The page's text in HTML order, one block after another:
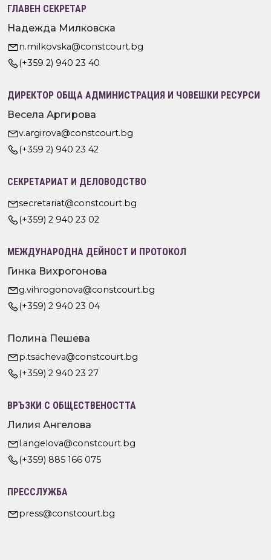
ГЛАВЕН СЕКРЕТАР
Надежда Милковска
n.milkovska@constcourt.bg
(+359 2) 940 23 40
ДИРЕКТОР ОБЩА АДМИНИСТРАЦИЯ И ЧОВЕШКИ РЕСУРСИ
Весела Аргирова
v.argirova@constcourt.bg
(+359 2) 940 23 42
СЕКРЕТАРИАТ И ДЕЛОВОДСТВО
secretariat@constcourt.bg
(+359) 2 940 23 02
МЕЖДУНАРОДНА ДЕЙНОСТ И ПРОТОКОЛ
Гинка Вихрогонова
g.vihrogonova@constcourt.bg
(+359) 2 940 23 04
Полина Пешева
p.tsacheva@constcourt.bg
(+359) 2 940 23 27
ВРЪЗКИ С ОБЩЕСТВЕНОСТТА
Лилия Ангелова
l.angelova@constcourt.bg
(+359) 885 166 075
ПРЕССЛУЖБА
press@constcourt.bg